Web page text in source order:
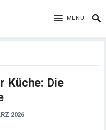
MENU
Küche: Die
2026